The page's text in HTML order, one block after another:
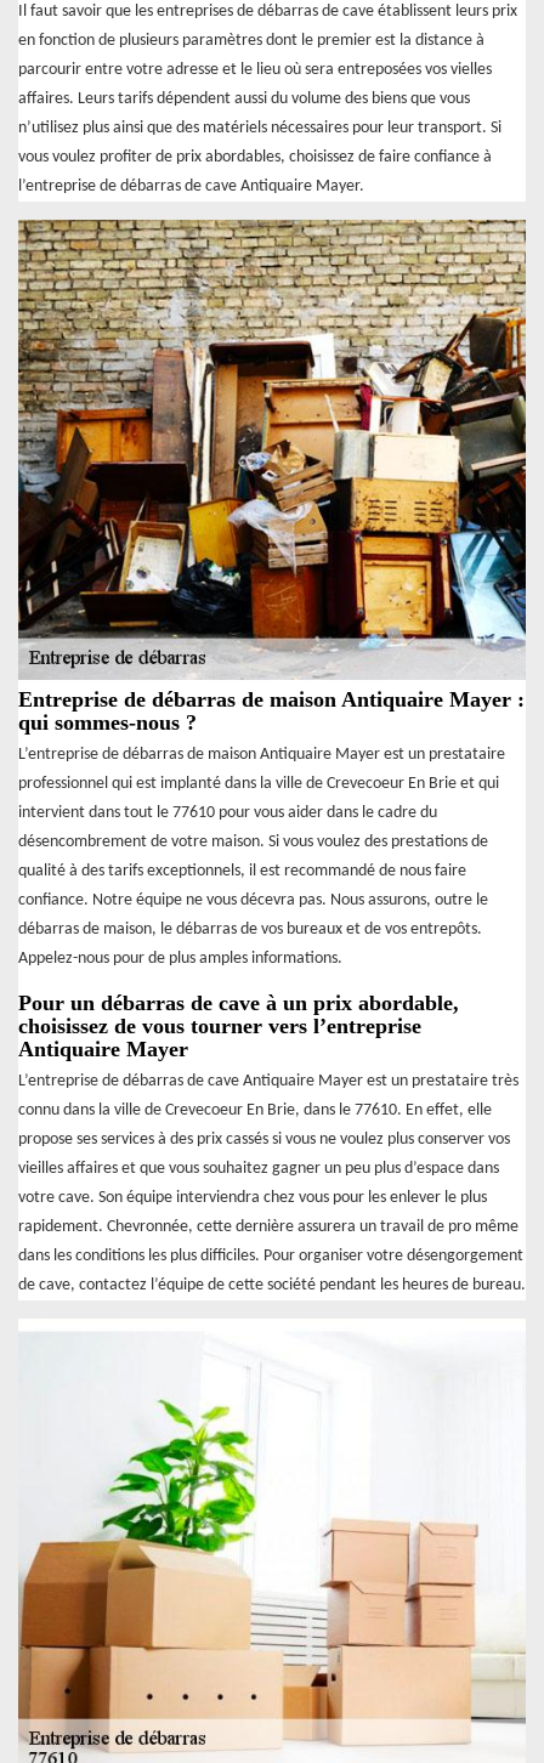
Il faut savoir que les entreprises de débarras de cave établissent leurs prix
en fonction de plusieurs paramètres dont le premier est la distance à
parcourir entre votre adresse et le lieu où sera entreposées vos vielles
affaires. Leurs tarifs dépendent aussi du volume des biens que vous
n’utilisez plus ainsi que des matériels nécessaires pour leur transport. Si
vous voulez profiter de prix abordables, choisissez de faire confiance à
l’entreprise de débarras de cave Antiquaire Mayer.
Entreprise de débarras de maison Antiquaire Mayer :
qui sommes-nous ?
L’entreprise de débarras de maison Antiquaire Mayer est un prestataire
professionnel qui est implanté dans la ville de Crevecoeur En Brie et qui
intervient dans tout le 77610 pour vous aider dans le cadre du
désencombrement de votre maison. Si vous voulez des prestations de
qualité à des tarifs exceptionnels, il est recommandé de nous faire
confiance. Notre équipe ne vous décevra pas. Nous assurons, outre le
débarras de maison, le débarras de vos bureaux et de vos entrepôts.
Appelez-nous pour de plus amples informations.
Pour un débarras de cave à un prix abordable,
choisissez de vous tourner vers l’entreprise
Antiquaire Mayer
L’entreprise de débarras de cave Antiquaire Mayer est un prestataire très
connu dans la ville de Crevecoeur En Brie, dans le 77610. En effet, elle
propose ses services à des prix cassés si vous ne voulez plus conserver vos
vieilles affaires et que vous souhaitez gagner un peu plus d’espace dans
votre cave. Son équipe interviendra chez vous pour les enlever le plus
rapidement. Chevronnée, cette dernière assurera un travail de pro même
dans les conditions les plus difficiles. Pour organiser votre désengorgement
de cave, contactez l’équipe de cette société pendant les heures de bureau.